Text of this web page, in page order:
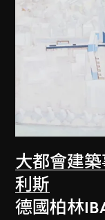
大都會建
利斯
德國柏林